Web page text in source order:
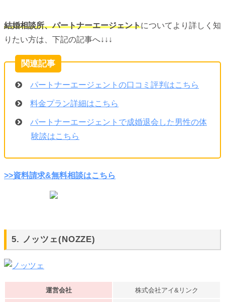
結婚相談所、パートナーエージェントについてより詳しく知
りたい方は、下記の記事へ↓↓↓
パートナーエージェントの口コミ評判はこちら
料金プラン詳細はこちら
パートナーエージェントで成婚退会した男性の体
験談はこちら
>>資料請求&無料相談はこちら
5. ノッツェ(NOZZE)
運営会社 株式会社アイ&リンク